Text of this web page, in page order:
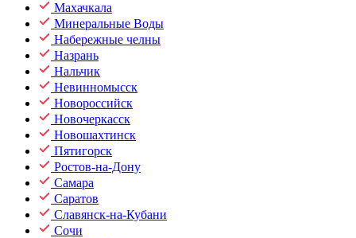
Махачкала
Минеральные Воды
Набережные челны
Назрань
Нальчик
Невинномысск
Новороссийск
Новочеркасск
Новошахтинск
Пятигорск
Ростов-на-Дону
Самара
Саратов
Славянск-на-Кубани
Сочи